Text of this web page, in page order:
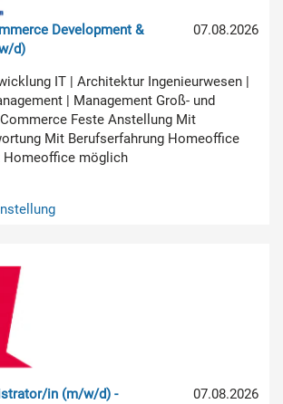
07.08.2026
Development &
d)
IT | Architektur Ingenieurwesen |
| Management Groß- und
Feste Anstellung Mit
Mit Berufserfahrung Homeoffice
möglich
07.08.2026
in (m/w/d) -